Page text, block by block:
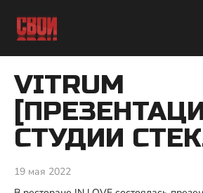
VITRUM
СТУДИИ
19 мая 2022